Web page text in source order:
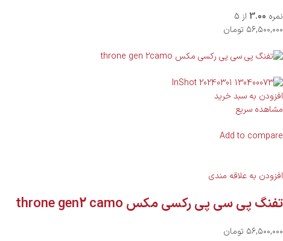
نمره 3.00 از 5
۵۶,۵۰۰,۰۰۰ تومان
افزودن به سبد خرید
مشاهده سریع
Add to compare
افزودن به علاقه مندی
تفنگ پی سی پی رکسی مکس throne gen2 camo
۵۶,۵۰۰,۰۰۰ تومان